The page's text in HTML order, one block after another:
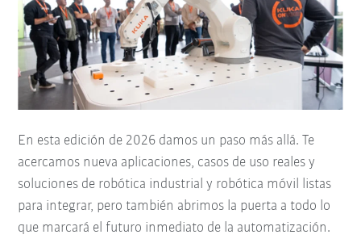
En esta edición de 2026 damos un paso más allá. Te
acercamos nueva aplicaciones, casos de uso reales y
soluciones de robótica industrial y robótica móvil listas
para integrar, pero también abrimos la puerta a todo lo
que marcará el futuro inmediato de la automatización.